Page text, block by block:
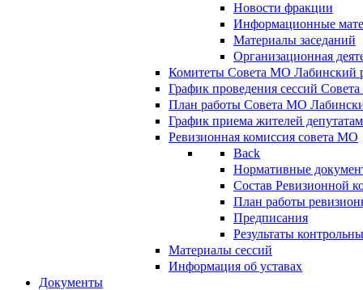
Новости фракции
Информационные
Материалы заседаний
Организационная
Комитеты Совета МО Лабинский
График проведения сессий
План работы Совета МО
График приема жителей
Ревизионная комиссия совета МО
Back
Нормативные
Состав Ревизионной
План работы
Предписания
Результаты
Материалы сессий
Информация об уставах
Документы